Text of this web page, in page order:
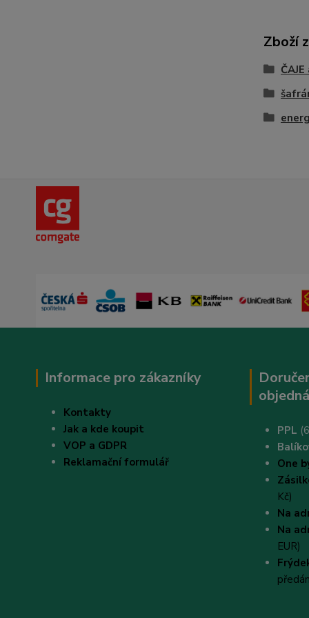
Zboží
Informace pro zákazníky
Kontakty
Jak a kde koupit
VOP a GDPR
Reklamační formulář
PPL
B
One
Kč)
Na
Na
EUR)